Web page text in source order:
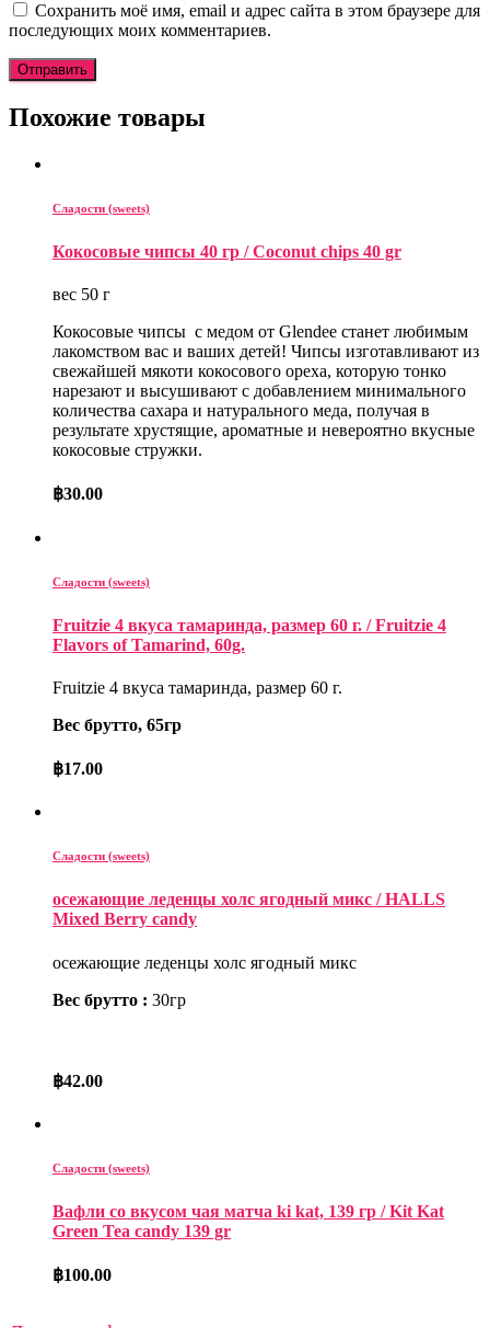
Сохранить моё имя, email и адрес сайта в этом браузере для
последующих моих комментариев.
Похожие товары
Сладости (sweets)
Кокосовые чипсы 40 гр / Coconut chips 40 gr
вес 50 г
Кокосовые чипсы с медом от Glendee станет любимым
лакомством вас и ваших детей! Чипсы изготавливают из
свежайшей мякоти кокосового ореха, которую тонко
нарезают и высушивают с добавлением минимального
количества сахара и натурального меда, получая в
результате хрустящие, ароматные и невероятно вкусные
кокосовые стружки.
฿30.00
Сладости (sweets)
Fruitzie 4 вкуса тамаринда, размер 60 г. / Fruitzie 4
Flavors of Tamarind, 60g.
Fruitzie 4 вкуса тамаринда, размер 60 г.
Вес брутто, 65гр
฿17.00
Сладости (sweets)
осежающие леденцы холс ягодный микс / HALLS
Mixed Berry candy
осежающие леденцы холс ягодный микс
Вес брутто : 30гр
฿42.00
Сладости (sweets)
Вафли со вкусом чая матча ki kat, 139 гр / Kit Kat
Green Tea candy 139 gr
฿100.00